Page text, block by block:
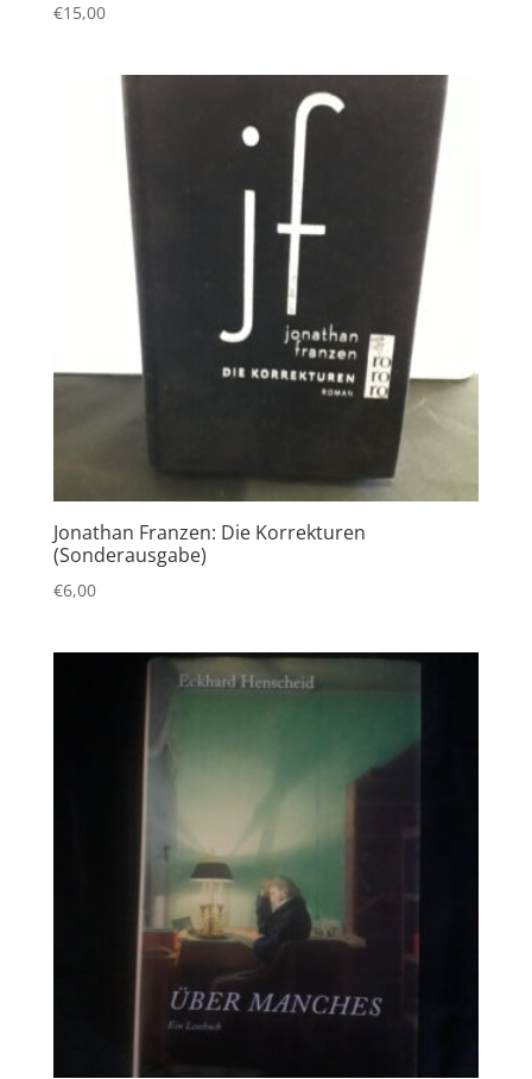
€15,00
Jonathan Franzen: Die Korrekturen
(Sonderausgabe)
€6,00